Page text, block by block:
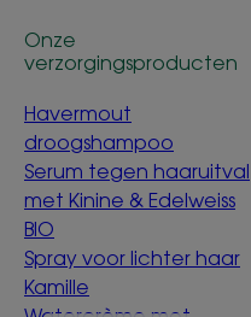
Onze
verzorgingsproducten
Havermout
droogshampoo
Serum tegen haaruitval
met Kinine & Edelweiss
BIO
Spray voor lichter haar
Kamille